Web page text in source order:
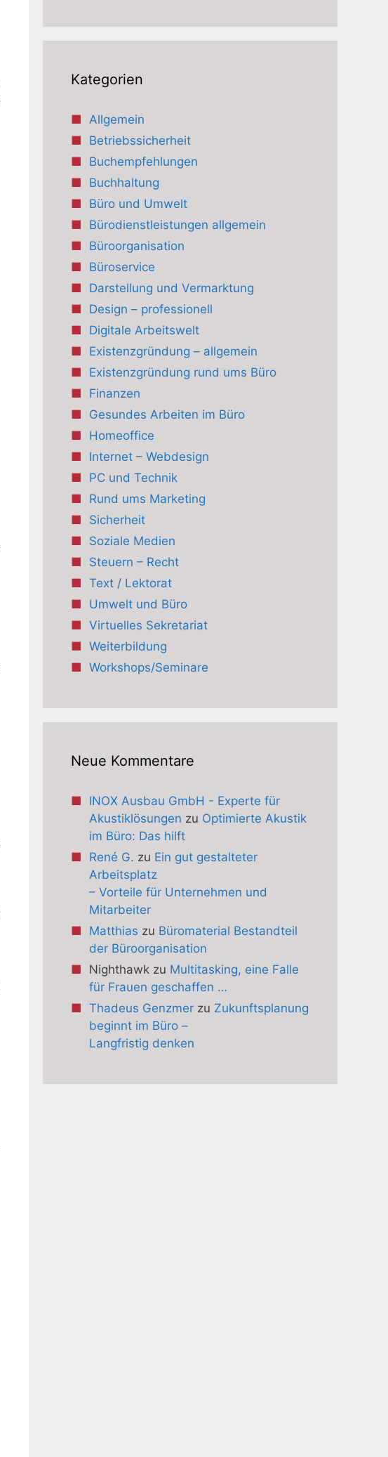
Kategorien
Allgemein
Betriebssicherheit
Buchempfehlungen
Buchhaltung
Büro und Umwelt
Bürodienstleistungen allgemein
Büroorganisation
Büroservice
Darstellung und Vermarktung
Design – professionell
Digitale Arbeitswelt
Existenzgründung – allgemein
Existenzgründung rund ums Büro
Finanzen
Gesundes Arbeiten im Büro
Homeoffice
Internet – Webdesign
PC und Technik
Rund ums Marketing
Sicherheit
Soziale Medien
Steuern – Recht
Text / Lektorat
Umwelt und Büro
Virtuelles Sekretariat
Weiterbildung
Workshops/Seminare
Neue Kommentare
INOX Ausbau GmbH - Experte für
Akustiklösungen zu Optimierte Akustik
im Büro: Das hilft
René G. zu Ein gut gestalteter
Arbeitsplatz
– Vorteile für Unternehmen und
Mitarbeiter
Matthias zu Büromaterial Bestandteil
der Büroorganisation
Nighthawkzu Multitasking, eine Falle
für Frauen geschaffen …
Thadeus Genzmerzu Zukunftsplanung
beginnt im Büro –
Langfristig denken